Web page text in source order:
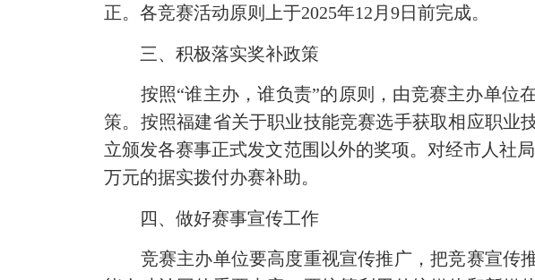
正。各竞赛活动原则上于2025年12月9日前完成。
三、积极落实奖补政策
按照“谁主办，谁负责”的原则，由竞赛主办单位
策。按照福建省关于职业技能竞赛选手获取相应职业
立颁发各赛事正式发文范围以外的奖项。对经市人社
万元的据实拨付办赛补助。
四、做好赛事宣传工作
竞赛主办单位要高度重视宣传推广，把竞赛宣传